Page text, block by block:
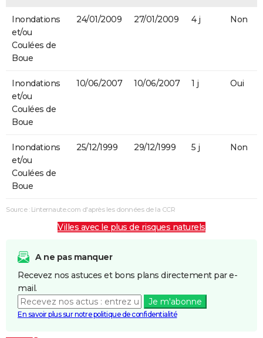
Inondations
et/ou
Coulées de
Boue
24/01/2009 27/01/2009 4 j Non
Inondations
et/ou
Coulées de
Boue
10/06/2007 10/06/2007 1 j Oui
Inondations
et/ou
Coulées de
Boue
25/12/1999 29/12/1999 5 j Non
Source : Linternaute.com d'après les données de la CCR
Villes avec le plus de risques naturels
A ne pas manquer
Recevez nos astuces et bons plans directement par e-
mail.
Je m'abonne
En savoir plus sur notre politique de confidentialité